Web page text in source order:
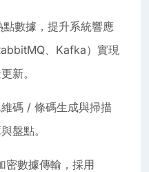
數據，提升系統響應
、Kafka）實現
新。
碼 / 條碼生成與掃描
盤點。
密數據傳輸，採用